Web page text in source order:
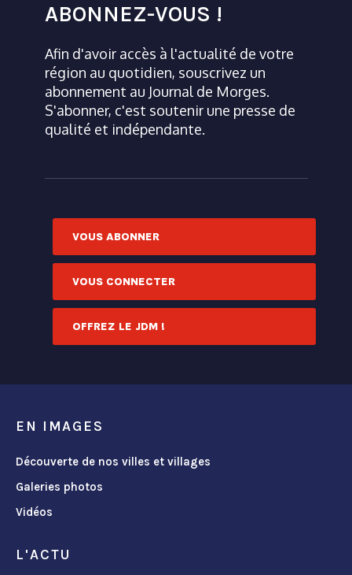
ABONNEZ-VOUS !
Afin d'avoir accès à l'actualité de votre
région au quotidien, souscrivez un
abonnement au Journal de Morges.
S'abonner, c'est soutenir une presse de
qualité et indépendante.
VOUS ABONNER
VOUS CONNECTER
OFFREZ LE JDM !
EN IMAGES
Découverte de nos villes et villages
Galeries photos
Vidéos
L'ACTU